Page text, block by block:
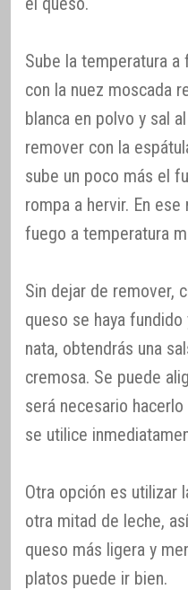
Sube la temperatura
con la nuez moscada
blanca en polvo y sal
remover con la
sube un poco más el
rompa a hervir. En
fuego a temperatura
Sin dejar de remover,
queso se haya
nata, obtendrás una
cremosa. Se puede
será necesario
se utilice
Otra opción es utilizar
otra mitad de leche,
queso más ligera y
platos puede ir bien.